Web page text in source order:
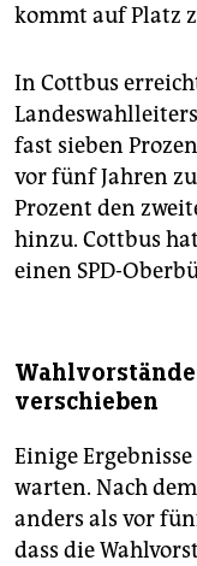
kommt auf Platz
In Cottbus
fast sieben
vor fünf Jahren
Prozent den
hinzu. Cottbus
einen SPD-
verschieben
Einige
warten. Nach
anders als vor
dass die